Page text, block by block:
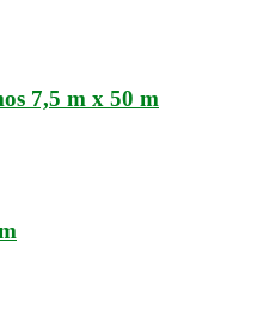
7,5 m x 50 m